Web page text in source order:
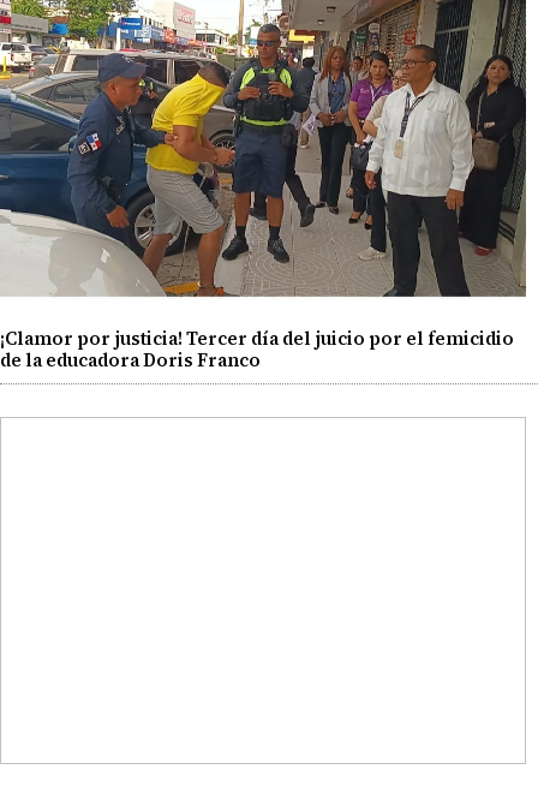
¡Clamor por justicia! Tercer día del juicio por el femicidio
de la educadora Doris Franco